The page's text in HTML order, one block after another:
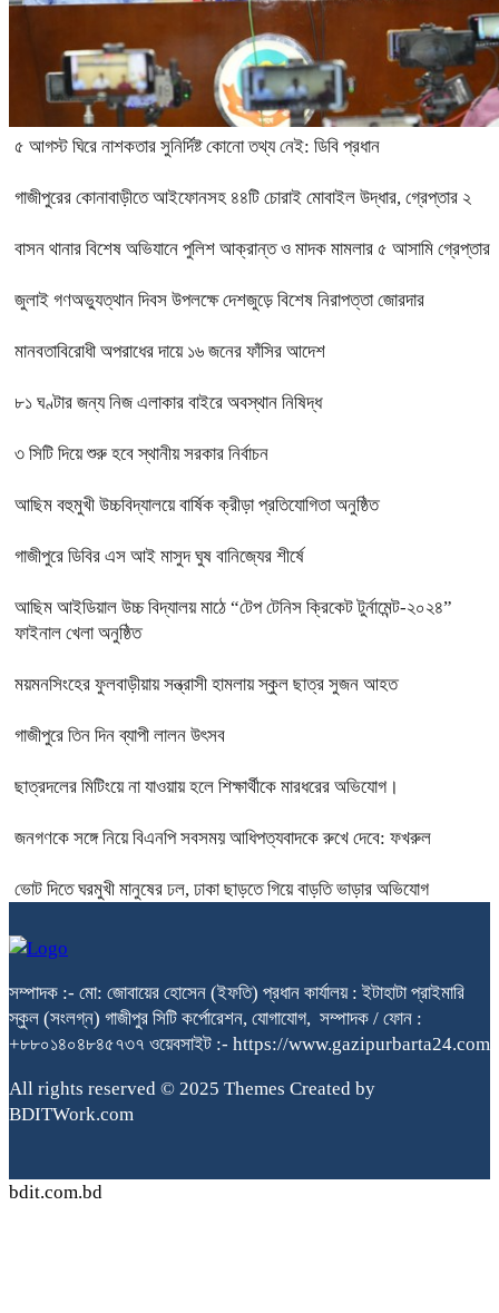
৫ আগস্ট ঘিরে নাশকতার সুনির্দিষ্ট কোনো তথ্য নেই: ডিবি প্রধান
গাজীপুরের কোনাবাড়ীতে আইফোনসহ ৪৪টি চোরাই মোবাইল উদ্ধার, গ্রেপ্তার ২
বাসন থানার বিশেষ অভিযানে পুলিশ আক্রান্ত ও মাদক মামলার ৫ আসামি গ্রেপ্তার
জুলাই গণঅভ্যুত্থান দিবস উপলক্ষে দেশজুড়ে বিশেষ নিরাপত্তা জোরদার
মানবতাবিরোধী অপরাধের দায়ে ১৬ জনের ফাঁসির আদেশ
৮১ ঘণ্টার জন্য নিজ এলাকার বাইরে অবস্থান নিষিদ্ধ
৩ সিটি দিয়ে শুরু হবে স্থানীয় সরকার নির্বাচন
আছিম বহুমুখী উচ্চবিদ্যালয়ে বার্ষিক ক্রীড়া প্রতিযোগিতা অনুষ্ঠিত
গাজীপুরে ডিবির এস আই মাসুদ ঘুষ বানিজ্যের শীর্ষে
আছিম আইডিয়াল উচ্চ বিদ্যালয় মাঠে “টেপ টেনিস ক্রিকেট টুর্নামেন্ট-২০২৪”
ফাইনাল খেলা অনুষ্ঠিত
ময়মনসিংহের ফুলবাড়ীয়ায় সন্ত্রাসী হামলায় স্কুল ছাত্র সুজন আহত
গাজীপুরে তিন দিন ব্যাপী লালন উৎসব
ছাত্রদলের মিটিংয়ে না যাওয়ায় হলে শিক্ষার্থীকে মারধরের অভিযোগ।
জনগণকে সঙ্গে নিয়ে বিএনপি সবসময় আধিপত্যবাদকে রুখে দেবে: ফখরুল
ভোট দিতে ঘরমুখী মানুষের ঢল, ঢাকা ছাড়তে গিয়ে বাড়তি ভাড়ার অভিযোগ
সম্পাদক :- মো: জোবায়ের হোসেন (ইফতি) প্রধান কার্যালয় : ইটাহাটা প্রাইমারি
স্কুল (সংলগ্ন) গাজীপুর সিটি কর্পোরেশন, যোগাযোগ, সম্পাদক / ফোন :
+৮৮০১৪০৪৮৪৫৭৩৭ ওয়েবসাইট :- https://www.gazipurbarta24.com
All rights reserved © 2025 Themes Created by
BDITWork.com
bdit.com.bd